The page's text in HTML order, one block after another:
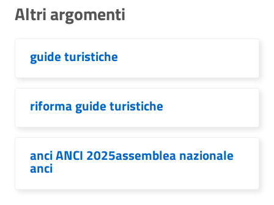
Altri argomenti
guide turistiche
riforma guide turistiche
anci ANCI 2025assemblea nazionale
anci